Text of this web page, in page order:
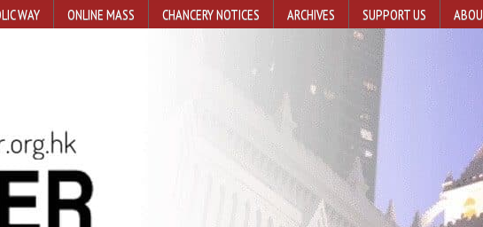
WAY ONLINE MASS CHANCERY NOTICES ARCHIVES SUPPORT US